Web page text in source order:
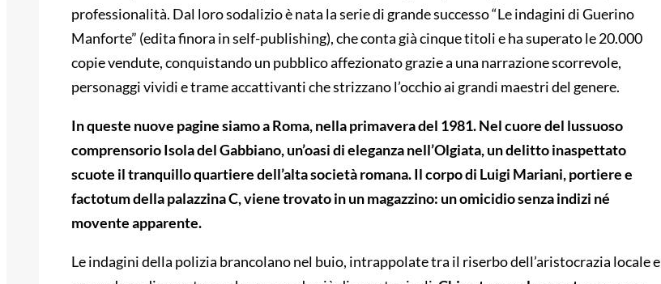
professionalità. Dal loro sodalizio è nata la serie di grande successo “Le indagini di Guerino
Manforte” (edita finora in self-publishing), che conta già cinque titoli e ha superato le 20.000
copie vendute, conquistando un pubblico affezionato grazie a una narrazione scorrevole,
personaggi vividi e trame accattivanti che strizzano l’occhio ai grandi maestri del genere.
In queste nuove pagine siamo a Roma, nella primavera del 1981. Nel cuore del lussuoso
comprensorio Isola del Gabbiano, un’oasi di eleganza nell’Olgiata, un delitto inaspettato
scuote il tranquillo quartiere dell’alta società romana. Il corpo di Luigi Mariani, portiere e
factotum della palazzina C, viene trovato in un magazzino: un omicidio senza indizi né
movente apparente.
Le indagini della polizia brancolano nel buio, intrappolate tra il riserbo dell’aristocrazia locale e